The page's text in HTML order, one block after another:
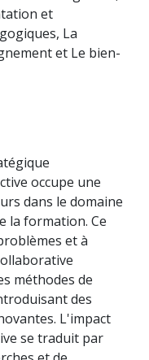
et
La
et Le bien-
occupe une
dans le domaine
la formation. Ce
et à
méthodes de
des
L'impact
se traduit par